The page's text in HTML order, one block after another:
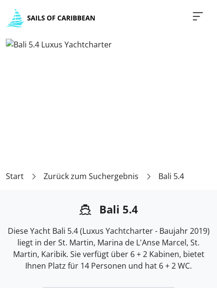
Start Zurück zum Suchergebnis Bali 5.4
Bali 5.4
Diese Yacht Bali 5.4 (Luxus Yachtcharter - Baujahr 2019)
liegt in der St. Martin, Marina de L'Anse Marcel, St.
Martin, Karibik. Sie verfügt über 6 + 2 Kabinen, bietet
Ihnen Platz für 14 Personen und hat 6 + 2 WC.